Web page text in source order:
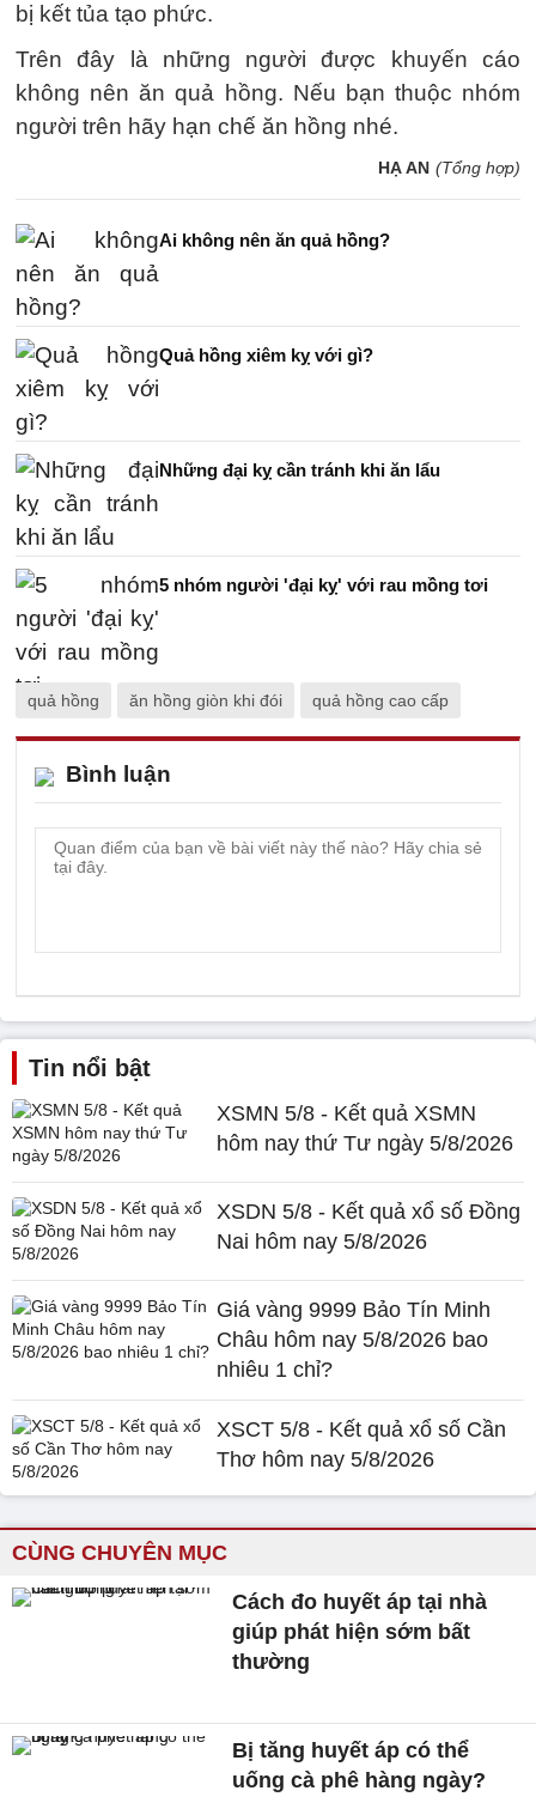
bị kết tủa tạo phức.
Trên đây là những người được khuyến cáo
không nên ăn quả hồng. Nếu bạn thuộc nhóm
người trên hãy hạn chế ăn hồng nhé.
HẠ AN (Tổng hợp)
Ai không nên ăn quả hồng?
Quả hồng xiêm kỵ với gì?
Những đại kỵ cần tránh khi ăn lẩu
5 nhóm người 'đại kỵ' với rau mồng tơi
quả hồng ăn hồng giòn khi đói quả hồng cao cấp
Bình luận
Tin nổi bật
XSMN 5/8 - Kết quả XSMN
hôm nay thứ Tư ngày 5/8/2026
XSDN 5/8 - Kết quả xổ số Đồng
Nai hôm nay 5/8/2026
Giá vàng 9999 Bảo Tín Minh
Châu hôm nay 5/8/2026 bao
nhiêu 1 chỉ?
XSCT 5/8 - Kết quả xổ số Cần
Thơ hôm nay 5/8/2026
CÙNG CHUYÊN MỤC
Cách đo huyết áp tại nhà
giúp phát hiện sớm bất
thường
Bị tăng huyết áp có thể
uống cà phê hàng ngày?